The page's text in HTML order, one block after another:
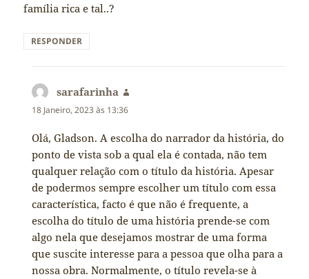
família rica e tal..?
RESPONDER
sarafarinha
18 Janeiro, 2023 às 13:36
Olá, Gladson. A escolha do narrador da história, do
ponto de vista sob a qual ela é contada, não tem
qualquer relação com o título da história. Apesar
de podermos sempre escolher um título com essa
característica, facto é que não é frequente, a
escolha do título de uma história prende-se com
algo nela que desejamos mostrar de uma forma
que suscite interesse para a pessoa que olha para a
nossa obra. Normalmente, o título revela-se à